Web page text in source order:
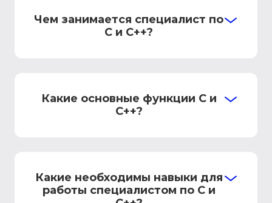
Чем занимается специалист по
С и C++?
Какие основные функции C и
C++?
Какие необходимы навыки для
работы специалистом по C и